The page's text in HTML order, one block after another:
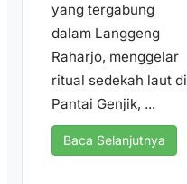
yang tergabung
dalam Langgeng
Raharjo, menggelar
ritual sedekah laut di
Pantai Genjik, ...
Baca Selanjutnya